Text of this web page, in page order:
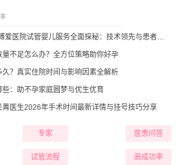
院试管婴儿服务全面探秘：技术领先与患者高满意度
不足怎么办？全方位策略助你好孕
？真实住院时间与影响因素全解析
：助不孕家庭圆梦与优生优育
医生2026年手术时间最新详情与挂号技巧分享
专家 医患问答
试管流程 高成功率